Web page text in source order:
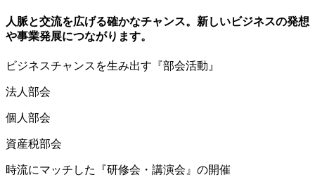
人脈と交流を広げる確かなチャンス。新しいビジネスの発想
や事業発展につながります。
ビジネスチャンスを生み出す『部会活動』
法人部会
個人部会
資産税部会
時流にマッチした『研修会・講演会』の開催